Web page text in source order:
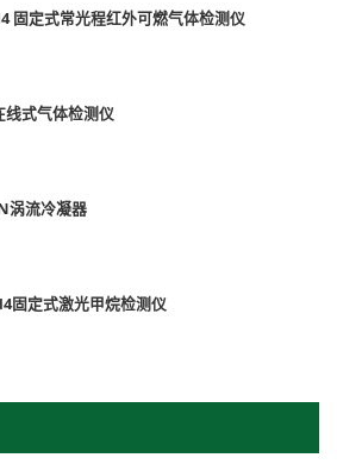
固定式常光程红外可燃气体检测仪
线式气体检测仪
涡流冷凝器
固定式激光甲烷检测仪